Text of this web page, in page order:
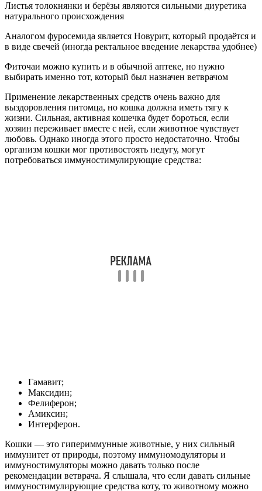
Листья толокнянки и берёзы являются сильными диуретика
натурального происхождения
Аналогом фуросемида является Новурит, который продаётся и
в виде свечей (иногда ректальное введение лекарства удобнее)
Фиточаи можно купить и в обычной аптеке, но нужно
выбирать именно тот, который был назначен ветврачом
Применение лекарственных средств очень важно для
выздоровления питомца, но кошка должна иметь тягу к
жизни. Сильная, активная кошечка будет бороться, если
хозяин переживает вместе с ней, если животное чувствует
любовь. Однако иногда этого просто недостаточно. Чтобы
организм кошки мог противостоять недугу, могут
потребоваться иммуностимулирующие средства:
Гамавит;
Максидин;
Фелиферон;
Амиксин;
Интерферон.
Кошки — это гипериммунные животные, у них сильный
иммунитет от природы, поэтому иммуномодуляторы и
иммуностимуляторы можно давать только после
рекомендации ветврача. Я слышала, что если давать сильные
иммуностимулирующие средства коту, то животному можно